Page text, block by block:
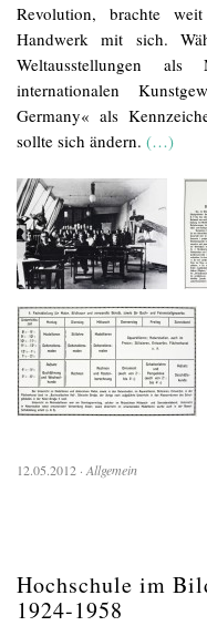
Revolution, brachte
Handwerk mit sich.
Weltausstellungen
internationalen
Germany« als
sollte sich ändern. (…)
12.05.2012 · Allgemein
Hochschule im
1924-1958